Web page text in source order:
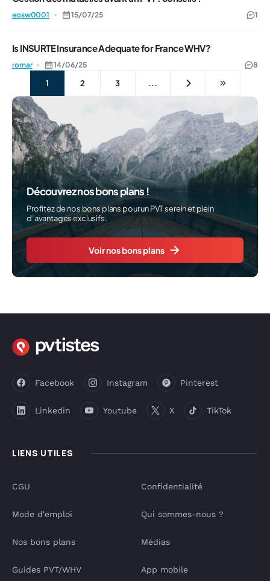
eosw0001 15/07/25 1
Is INSURTE Insurance Adequate for France WHV?
romar 14/06/25 8
1 2 3 ...
Découvrez nos bons plans !
Profitez de nos bons plans pour un PVT serein et plein
d’avantages exclusifs.
Voir nos bons plans
LIENS UTILES
Facebook Instagram Pinterest
Linkedin Youtube X TikTok
CGU
Mode d'emploi
Nos bons plans
Guides PVT/WHV
Confidentialité
Qui sommes-nous ?
Médias
App mobile